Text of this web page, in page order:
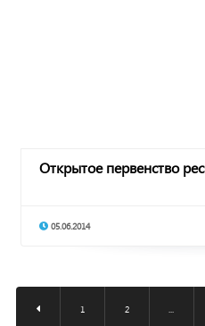
Открытое первенство
05.06.2014
1 2